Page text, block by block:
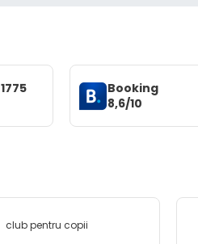
1775
Booking
8,6/10
club pentru copii